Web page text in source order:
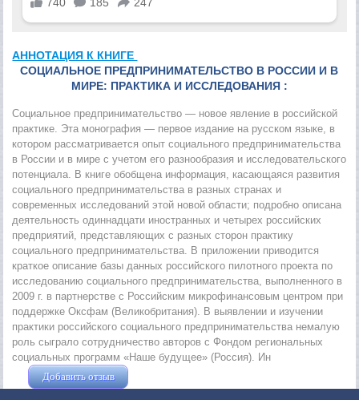
АННОТАЦИЯ К КНИГЕ
СОЦИАЛЬНОЕ ПРЕДПРИНИМАТЕЛЬСТВО В РОССИИ И В
МИРЕ: ПРАКТИКА И ИССЛЕДОВАНИЯ :
Социальное предпринимательство — новое явление в российской
практике. Эта монография — первое издание на русском языке, в
котором рассматривается опыт социального предпринимательства
в России и в мире с учетом его разнообразия и исследовательского
потенциала. В книге обобщена информация, касающаяся развития
социального предпринимательства в разных странах и
современных исследований этой новой области; подробно описана
деятельность одиннадцати иностранных и четырех российских
предприятий, представляющих с разных сторон практику
социального предпринимательства. В приложении приводится
краткое описание базы данных российского пилотного проекта по
исследованию социального предпринимательства, выполненного в
2009 г. в партнерстве с Российским микрофинансовым центром при
поддержке Оксфам (Великобритания). В выявлении и изучении
практики российского социального предпринимательства немалую
роль сыграло сотрудничество авторов с Фондом региональных
социальных программ «Наше будущее» (Россия). Ин
Добавить отзыв